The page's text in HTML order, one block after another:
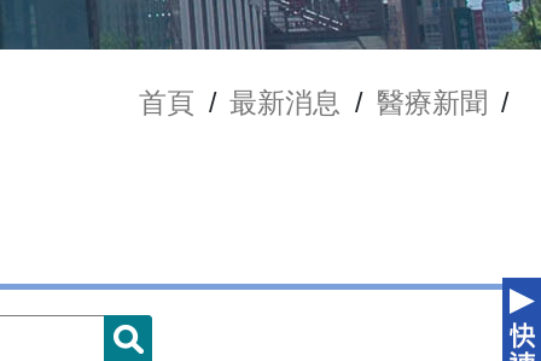
首頁 / 最新消息 / 醫療新聞 /